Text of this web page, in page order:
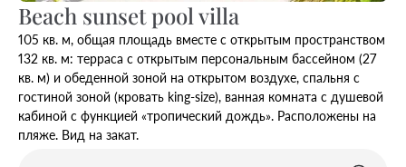
Beach sunset pool villa
105 кв. м, общая площадь вместе с открытым пространством
132 кв. м: терраса с открытым персональным бассейном (27
кв. м) и обеденной зоной на открытом воздухе, спальня с
гостиной зоной (кровать king-size), ванная комната с душевой
кабиной с функцией «тропический дождь». Расположены на
пляже. Вид на закат.